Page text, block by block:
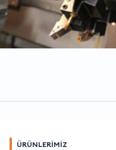
ÜRÜNLERİMİZ